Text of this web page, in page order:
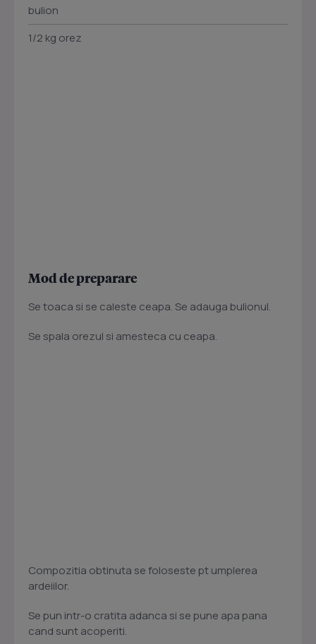
bulion
1/2 kg orez
Mod de preparare
Se toaca si se caleste ceapa. Se adauga bulionul.
Se spala orezul si amesteca cu ceapa.
Compozitia obtinuta se foloseste pt umplerea
ardeiilor.
Se pun intr-o cratita adanca si se pune apa pana
cand sunt acoperiti.